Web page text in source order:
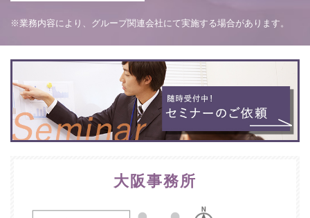
※業務内容により、グループ関連会社にて実施する場合があります。
大阪事務所